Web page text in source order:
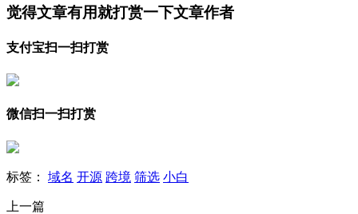
觉得文章有用就打赏一下文章作者
支付宝扫一扫打赏
微信扫一扫打赏
标签： 域名 开源 跨境 筛选 小白
上一篇